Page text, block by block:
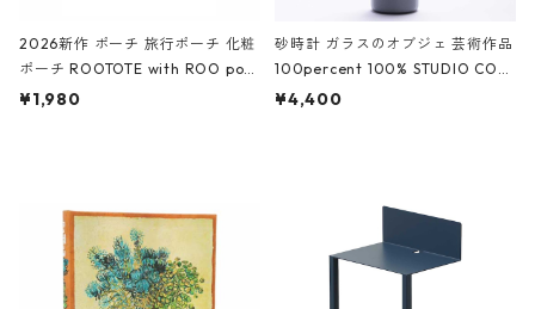
2026新作 ポーチ 旅行ポーチ 化粧
ポーチ ROOTOTE with ROO pou
ch 3532 ルートート WR.ポーチ.ラ
¥1,980
砂時計 ガラスのオブジェ 芸術作品
100percent 100% STUDIO COH
AKU Timeless 100パーセント ス
¥4,400